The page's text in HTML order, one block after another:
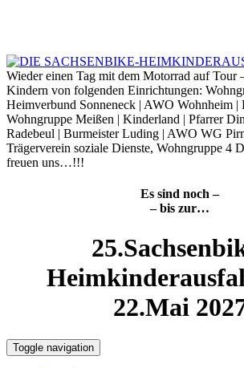
Wieder einen Tag mit dem Motorrad auf Tour
Kindern von folgenden Einrichtungen:
Heimverbund Sonneneck | AWO Wohnheim |
Wohngruppe Meißen | Kinderland | Pfarrer
Radebeul | Burmeister Luding | AWO WG
Trägerverein soziale Dienste, Wohngruppe 4
freuen uns…!!!
Es sind noch –
– bis zur…
22.Mai
Toggle navigation